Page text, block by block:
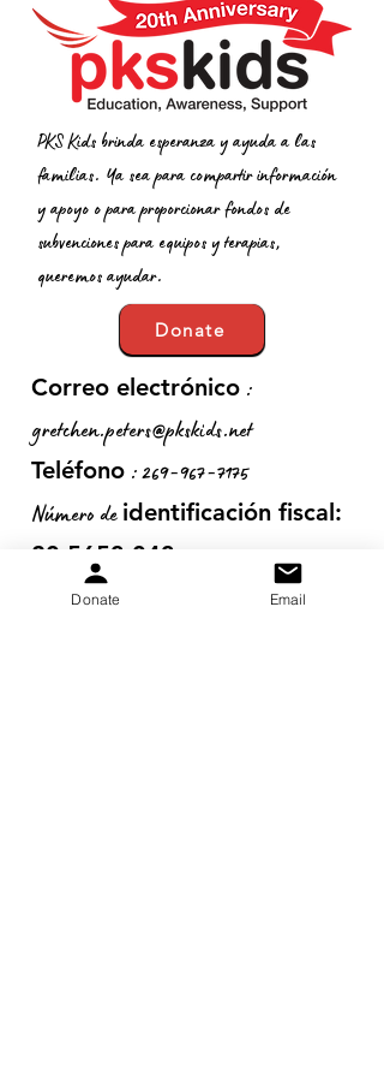
PKS Kids brinda esperanza y ayuda a las
familias. Ya sea para compartir información
y apoyo o para proporcionar fondos de
subvenciones para equipos y terapias,
queremos ayudar.
Donate
Correo electrónico :
gretchen.peters@pkskids.net
Teléfono :269-967-7175
Número de identificación fiscal:
20-5653-043
Donate Email